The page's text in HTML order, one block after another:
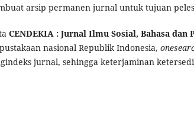
arsip permanen jurnal untuk tujuan
CENDEKIA : Jurnal Ilmu Sosial, Bahasa dan
nasional Republik Indonesia,
jurnal, sehingga keterjaminan